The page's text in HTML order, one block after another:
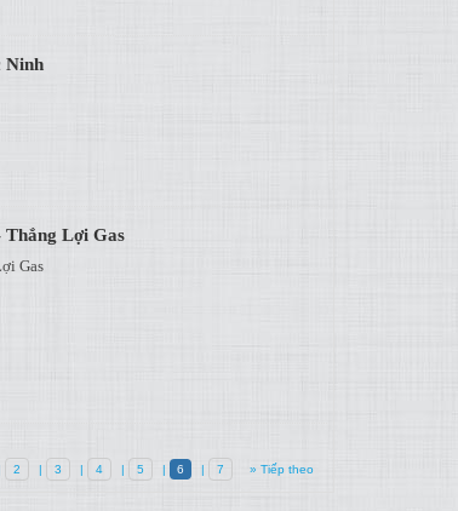
Ninh
Thắng Lợi Gas
Gas
2 | 3 | 4 | 5 | 6 | 7 » Tiếp theo